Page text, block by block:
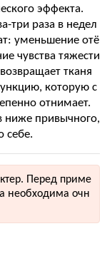
эффекта.
три раза в недел
уменьшение отё
чувства тяжести
тканя
которую с
отнимает.
ниже привычного,
себе.
Перед приме
необходима очн